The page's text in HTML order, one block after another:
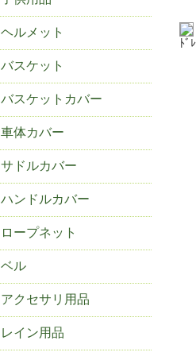
ヘルメット
バスケット
バスケットカバー
車体カバー
サドルカバー
ハンドルカバー
ロープネット
ベル
アクセサリ用品
レイン用品
ﾄﾞ